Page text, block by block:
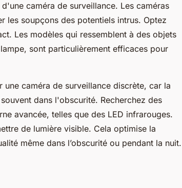
caméra de surveillance. Les caméras
les soupçons des potentiels intrus. Optez
Les modèles qui ressemblent à des objets
sont particulièrement efficaces pour
caméra de surveillance discrète, car la
dans l'obscurité. Recherchez des
avancée, telles que des LED infrarouges.
de lumière visible. Cela optimise la
même dans l’obscurité ou pendant la nuit.